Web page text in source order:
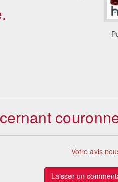
de blanc
Votre avis
Laisser un